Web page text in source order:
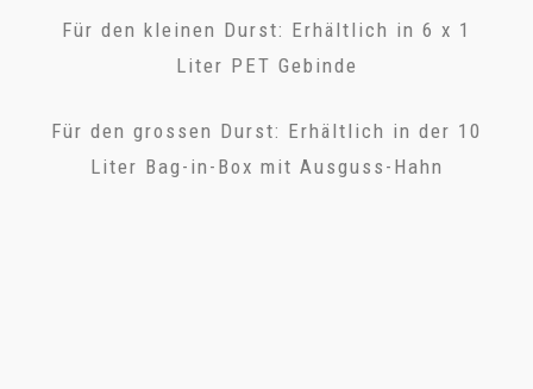
Für den kleinen Durst: Erhältlich in 6 x 1
Liter PET Gebinde
Für den grossen Durst: Erhältlich in der 10
Liter Bag-in-Box mit Ausguss-Hahn